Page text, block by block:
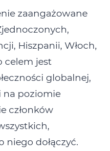
zaangażowane
Hiszpanii, Włoch,
celem jest
globalnej,
na poziomie
członków
niego dołączyć.